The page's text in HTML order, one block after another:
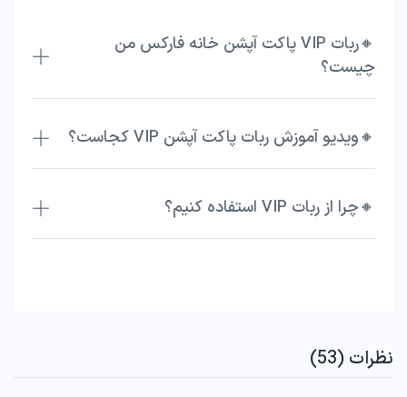
🔸ربات VIP پاکت آپشن خانه فارکس من
چیست؟
🔸ویدیو آموزش ربات پاکت آپشن VIP کجاست؟
🔸چرا از ربات VIP استفاده کنیم؟
نظرات (53)